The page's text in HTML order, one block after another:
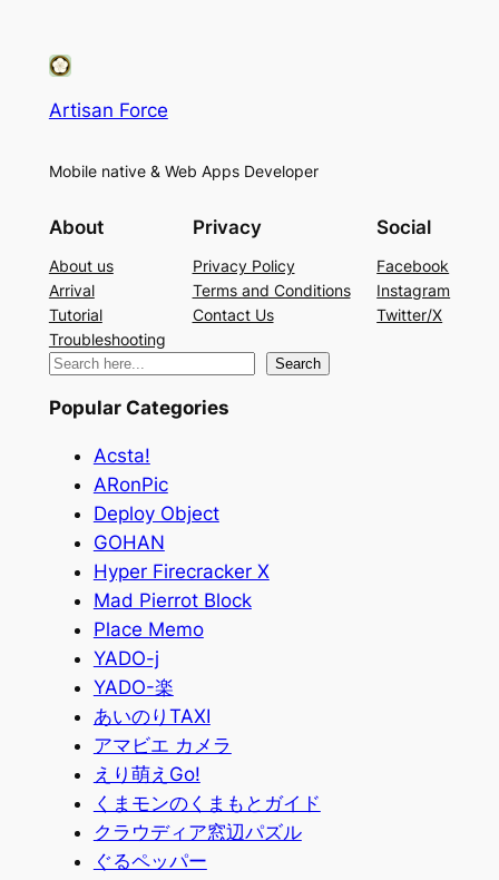
Artisan Force
Mobile native & Web Apps Developer
About
About us
Arrival
Tutorial
Troubleshooting
Privacy
Privacy Policy
Terms and Conditions
Contact Us
Social
Facebook
Instagram
Twitter/X
検
Search
Popular Categories
Acsta!
ARonPic
Deploy Object
GOHAN
Hyper Firecracker X
Mad Pierrot Block
Place Memo
YADO-j
YADO-楽
あいのりTAXI
アマビエ カメラ
えり萌えGo!
くまモンのくまもとガイド
クラウディア窓辺パズル
ぐるペッパー